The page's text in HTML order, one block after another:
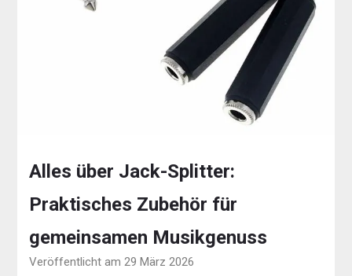
Alles über Jack-Splitter:
Praktisches Zubehör für
gemeinsamen Musikgenuss
Veröffentlicht am 29 März 2026